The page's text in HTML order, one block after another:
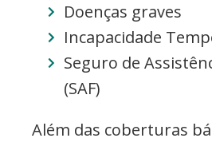
Doenças graves
Incapacidade
Seguro de
(SAF)
Além das coberturas